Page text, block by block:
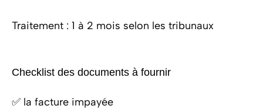
Traitement : 1 à 2 mois selon les tribunaux
Checklist des documents à fournir
✅ la facture impayée